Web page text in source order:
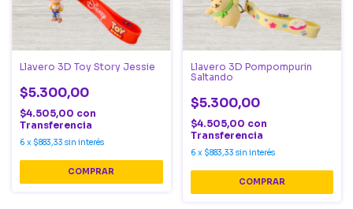
Llavero 3D Toy Story Jessie
$5.300,00
$4.505,00 con
Transferencia
6 x $883,33 sin interés
Llavero 3D Pompompurin
Saltando
$5.300,00
$4.505,00 con
Transferencia
6 x $883,33 sin interés